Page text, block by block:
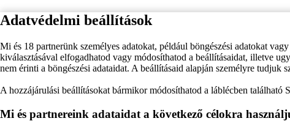
Adatvédelmi beállítások
Mi és 18 partnerünk személyes adatokat, például böngészési adatokat
kiválasztásával elfogadhatod vagy módosíthatod a beállításaidat, illetve
nem érinti a böngészési adataidat. A beállításaid alapján személyre tudjuk
A hozzájárulási beállításokat bármikor módosíthatod a láblécben található
Mi és partnereink adataidat a következő célokra